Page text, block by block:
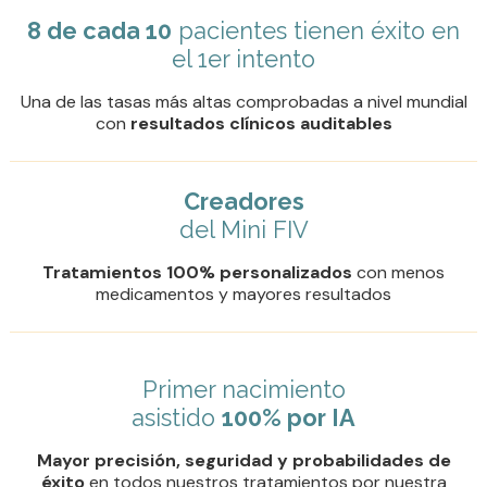
8 de cada 10 pacientes tienen éxito en
el 1er intento
Una de las tasas más altas comprobadas a nivel mundial
con resultados clínicos auditables
Creadores
del Mini FIV
Tratamientos 100% personalizados con menos
medicamentos y mayores resultados
Primer nacimiento
asistido 100% por IA
Mayor precisión, seguridad y probabilidades de
éxitoen todos nuestros tratamientos por nuestra